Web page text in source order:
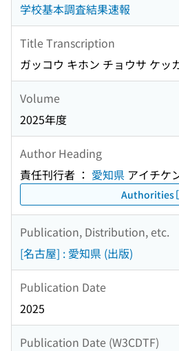
学校基本調査結果速報
Title Transcription
ガッコウ キホン チョウサ ケッ
Volume
2025年度
Author Heading
責任刊行者 ： 愛知県 アイチケ
Authorities
Publication, Distribution, etc.
[名古屋] : 愛知県 (出版)
Publication Date
2025
Publication Date (W3CDTF)